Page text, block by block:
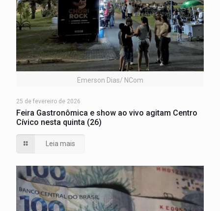
Emerson Dias/ NCom
25 de fevereiro de 2026
Feira Gastronômica e show ao vivo agitam Centro
Cívico nesta quinta (26)
Leia mais